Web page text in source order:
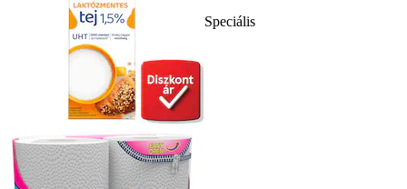
Speciális